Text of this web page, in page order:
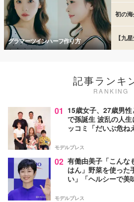
グラマーツインハーフ作り方
初の
【九
記事ランキ
RANKING
01 15歳女子、27歳男
で孫誕生 波乱の人
ッコミ「だいぶ危ね
モデルプレス
02 有働由美子「こんな
はん」野菜を使った
い」「ヘルシーで美
モデルプレス